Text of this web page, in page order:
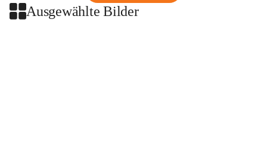
Ausgewählte Bilder